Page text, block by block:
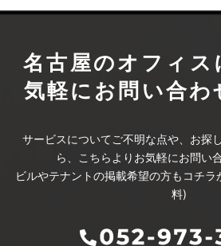
名古屋のオフィス
気軽にお問い合わ
サービスについてご不明な点や、お探
ら、こちらよりお気軽にお問い
ビルやテナントの掲載希望の方もコチ
料)